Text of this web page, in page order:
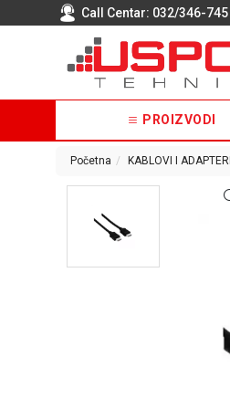
Call Centar: 032/346-745
PROIZVODI
Početna KABLOVI I ADAPTERI